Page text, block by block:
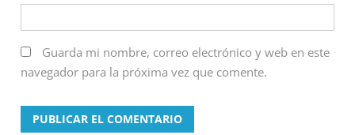
Guarda mi nombre, correo electrónico y web en este
navegador para la próxima vez que comente.